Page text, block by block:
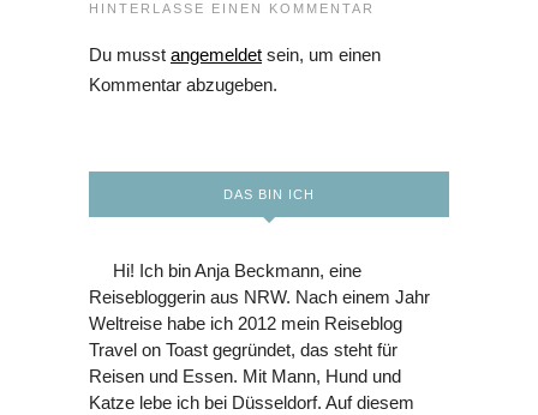
HINTERLASSE EINEN KOMMENTAR
Du musst angemeldet sein, um einen
Kommentar abzugeben.
DAS BIN ICH
Hi! Ich bin Anja Beckmann, eine
Reisebloggerin aus NRW. Nach einem Jahr
Weltreise habe ich 2012 mein Reiseblog
Travel on Toast gegründet, das steht für
Reisen und Essen. Mit Mann, Hund und
Katze lebe ich bei Düsseldorf. Auf diesem